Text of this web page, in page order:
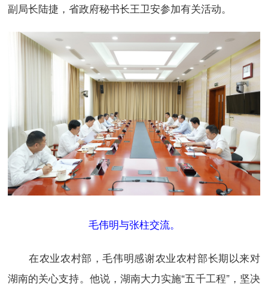
副局长陆捷，省政府秘书长王卫安参加有关活动。
毛伟明与张柱交流。
在农业农村部，毛伟明感谢农业农村部长期以来对
湖南的关心支持。他说，湖南大力实施“五千工程”，坚决